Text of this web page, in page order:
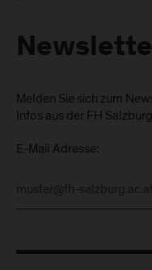
Melden Sie sich zum
Infos aus der FH
E-Mail Adresse: